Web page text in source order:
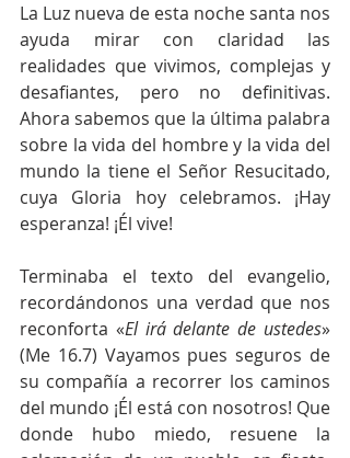
La Luz nueva de esta noche santa nos
ayuda mirar con claridad las
realidades que vivimos, complejas y
desafiantes, pero no definitivas.
Ahora sabemos que la última palabra
sobre la vida del hombre y la vida del
mundo la tiene el Señor Resucitado,
cuya Gloria hoy celebramos. ¡Hay
esperanza! ¡Él vive!
Terminaba el texto del evangelio,
recordándonos una verdad que nos
reconforta «El irá delante de ustedes»
(Me 16.7) Vayamos pues seguros de
su compañía a recorrer los caminos
del mundo ¡Él está con nosotros! Que
donde hubo miedo, resuene la